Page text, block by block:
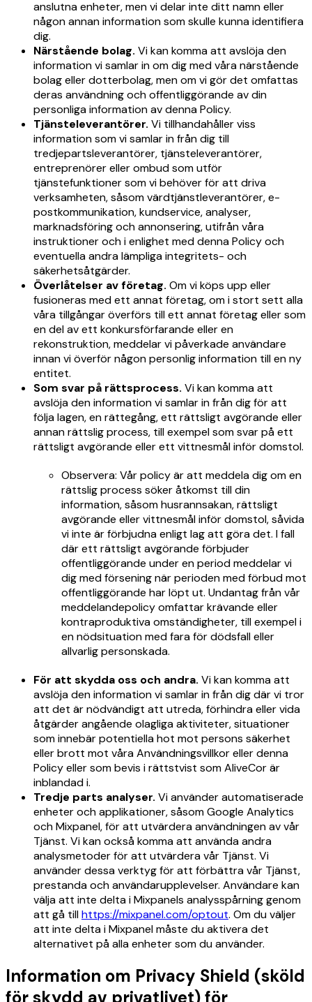
anslutna enheter, men vi delar inte ditt namn eller
någon annan information som skulle kunna identifiera
dig.
Närstående bolag. Vi kan komma att avslöja den
information vi samlar in om dig med våra närstående
bolag eller dotterbolag, men om vi gör det omfattas
deras användning och offentliggörande av din
personliga information av denna Policy.
Tjänsteleverantörer. Vi tillhandahåller viss
information som vi samlar in från dig till
tredjepartsleverantörer, tjänsteleverantörer,
entreprenörer eller ombud som utför
tjänstefunktioner som vi behöver för att driva
verksamheten, såsom värdtjänstleverantörer, e-
postkommunikation, kundservice, analyser,
marknadsföring och annonsering, utifrån våra
instruktioner och i enlighet med denna Policy och
eventuella andra lämpliga integritets- och
säkerhetsåtgärder.
Överlåtelser av företag. Om vi köps upp eller
fusioneras med ett annat företag, om i stort sett alla
våra tillgångar överförs till ett annat företag eller som
en del av ett konkursförfarande eller en
rekonstruktion, meddelar vi påverkade användare
innan vi överför någon personlig information till en ny
entitet.
Som svar på rättsprocess. Vi kan komma att
avslöja den information vi samlar in från dig för att
följa lagen, en rättegång, ett rättsligt avgörande eller
annan rättslig process, till exempel som svar på ett
rättsligt avgörande eller ett vittnesmål inför domstol.
Observera: Vår policy är att meddela dig om en
rättslig process söker åtkomst till din
information, såsom husrannsakan, rättsligt
avgörande eller vittnesmål inför domstol, såvida
vi inte är förbjudna enligt lag att göra det. I fall
där ett rättsligt avgörande förbjuder
offentliggörande under en period meddelar vi
dig med försening när perioden med förbud mot
offentliggörande har löpt ut. Undantag från vår
meddelandepolicy omfattar krävande eller
kontraproduktiva omständigheter, till exempel i
en nödsituation med fara för dödsfall eller
allvarlig personskada.
För att skydda oss och andra. Vi kan komma att
avslöja den information vi samlar in från dig där vi tror
att det är nödvändigt att utreda, förhindra eller vida
åtgärder angående olagliga aktiviteter, situationer
som innebär potentiella hot mot persons säkerhet
eller brott mot våra Användningsvillkor eller denna
Policy eller som bevis i rättstvist som AliveCor är
inblandad i.
Tredje parts analyser. Vi använder automatiserade
enheter och applikationer, såsom Google Analytics
och Mixpanel, för att utvärdera användningen av vår
Tjänst. Vi kan också komma att använda andra
analysmetoder för att utvärdera vår Tjänst. Vi
använder dessa verktyg för att förbättra vår Tjänst,
prestanda och användarupplevelser. Användare kan
välja att inte delta i Mixpanels analysspårning genom
att gå tillhttps://mixpanel.com/optout. Om du väljer
att inte delta i Mixpanel måste du aktivera det
alternativet på alla enheter som du använder.
Information om Privacy Shield (sköld
för skydd av privatlivet) för